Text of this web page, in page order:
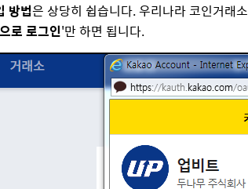
방법은 상당히 쉽습니다. 우리나라 코인거래
로 로그인'만 하면 됩니다.